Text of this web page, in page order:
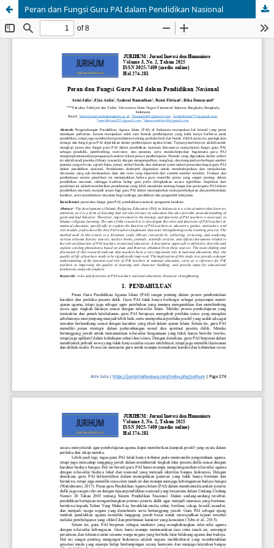
Peran dan Fungsi Guru PAI dalam Pendidikan Nasional